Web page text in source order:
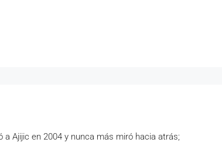
a Ajijic en 2004 y nunca más miró hacia atrás;